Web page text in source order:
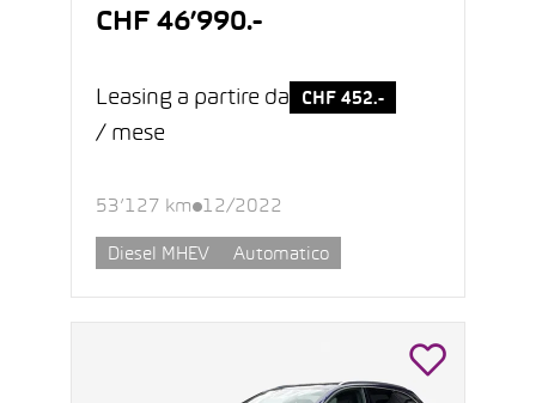
CHF 46’990.-
Leasing a partire da CHF 452.-
/ mese
53’127 km 12/2022
Diesel MHEV Automatico